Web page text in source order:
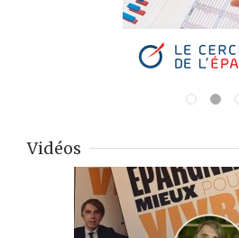
Vidéos